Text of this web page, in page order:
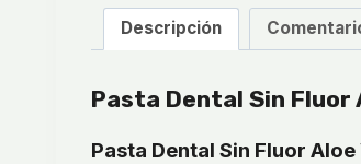
Descripción
Pasta Dental Sin Fluor
Pasta Dental Sin Fluor